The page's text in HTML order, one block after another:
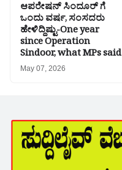
ಆಪರೇಷನ್ ಸಿಂದೂರ್ ಗೆ
ಒಂದು ವರ್ಷ, ಸಂಸದರು
ಹೇಳಿದ್ದಿಷ್ಟು-One year
since Operation
Sindoor, what MPs said
May 07, 2026